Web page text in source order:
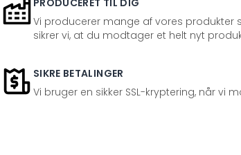
PRODUCERET TIL DIG
Vi producerer mange af vores produkter
sikrer vi, at du modtager et helt nyt
SIKRE BETALINGER
Vi bruger en sikker SSL-kryptering, når vi